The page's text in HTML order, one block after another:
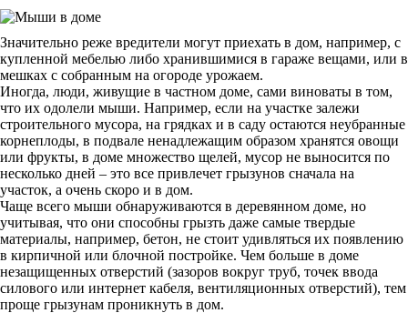
Значительно реже вредители могут приехать в дом, например, с
купленной мебелью либо хранившимися в гараже вещами, или в
мешках с собранным на огороде урожаем.
Иногда, люди, живущие в частном доме, сами виноваты в том,
что их одолели мыши. Например, если на участке залежи
строительного мусора, на грядках и в саду остаются неубранные
корнеплоды, в подвале ненадлежащим образом хранятся овощи
или фрукты, в доме множество щелей, мусор не выносится по
несколько дней – это все привлечет грызунов сначала на
участок, а очень скоро и в дом.
Чаще всего мыши обнаруживаются в деревянном доме, но
учитывая, что они способны грызть даже самые твердые
материалы, например, бетон, не стоит удивляться их появлению
в кирпичной или блочной постройке. Чем больше в доме
незащищенных отверстий (зазоров вокруг труб, точек ввода
силового или интернет кабеля, вентиляционных отверстий), тем
проще грызунам проникнуть в дом.